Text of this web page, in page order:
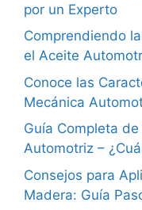
por un Experto
Comprendiendo
el Aceite
Conoce las
Mecánica
Guía Completa
Automotriz –
Consejos para
Madera: Guía